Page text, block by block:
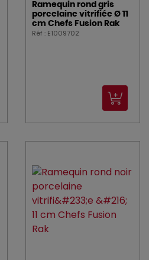
Ramequin rond gris
porcelaine vitrifiée Ø 11
cm Chefs Fusion Rak
Réf : E1009702